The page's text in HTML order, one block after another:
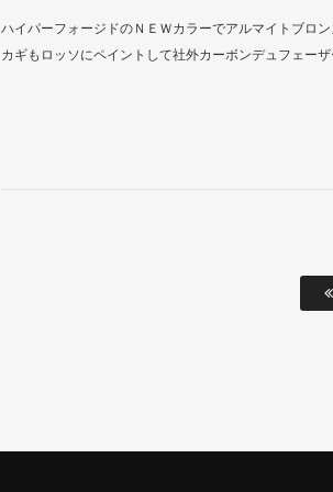
ハイパーフォージドのＮＥＷカラーでアルマイトブロ
カギもロッソにペイントして社外カーボンデュフェー